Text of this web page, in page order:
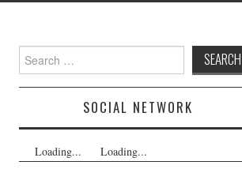
Search
for:
SOCIAL NETWORK
Loading... Loading...